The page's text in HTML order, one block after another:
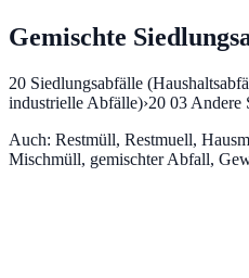
Gemischte
20 Siedlungsabfälle
industrielle Abfälle)›20 03 Andere
Auch: Restmüll, Restmuell,
Mischmüll, gemischter Abfall,